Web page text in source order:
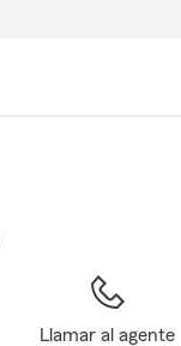
Llamar al agente